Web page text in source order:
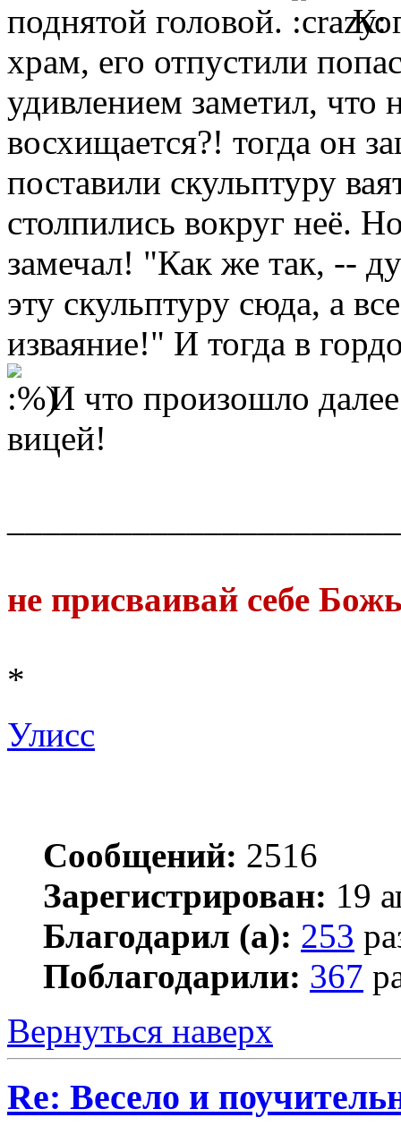
поднятой головой.
храм, его отпустили
удивлением заметил, что
восхищается?! тогда он
поставили скульптуру
столпились вокруг неё.
замечал! "Как же так, --
эту скульптуру сюда, а
изваяние!" И тогда в
И что произошло
вицей!
не присваивай себе
*
Улисс
Сообщений: 2516
Зарегистрирован: 19
Благодарил (а): 253
Поблагодарили: 367
Вернуться наверх
Re: Весело и